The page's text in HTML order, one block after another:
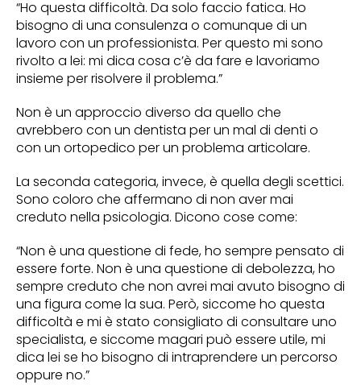
“Ho questa difficoltà. Da solo faccio fatica. Ho
bisogno di una consulenza o comunque di un
lavoro con un professionista. Per questo mi sono
rivolto a lei: mi dica cosa c’è da fare e lavoriamo
insieme per risolvere il problema.”
Non è un approccio diverso da quello che
avrebbero con un dentista per un mal di denti o
con un ortopedico per un problema articolare.
La seconda categoria, invece, è quella degli scettici.
Sono coloro che affermano di non aver mai
creduto nella psicologia. Dicono cose come:
“Non è una questione di fede, ho sempre pensato di
essere forte. Non è una questione di debolezza, ho
sempre creduto che non avrei mai avuto bisogno di
una figura come la sua. Però, siccome ho questa
difficoltà e mi è stato consigliato di consultare uno
specialista, e siccome magari può essere utile, mi
dica lei se ho bisogno di intraprendere un percorso
oppure no.”